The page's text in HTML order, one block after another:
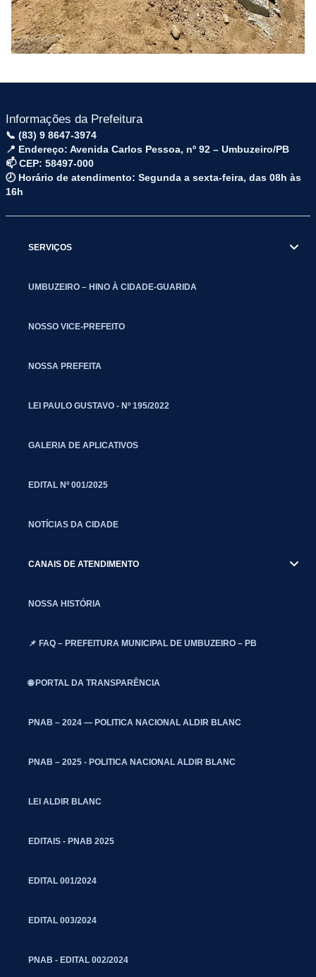
Informações da Prefeitura
📞 (83) 9 8647-3974
📍 Endereço: Avenida Carlos Pessoa, nº 92 – Umbuzeiro/PB
📫 CEP: 58497-000
🕗 Horário de atendimento: Segunda a sexta-feira, das 08h às
16h
SERVIÇOS
UMBUZEIRO – HINO À CIDADE-GUARIDA
NOSSO VICE-PREFEITO
NOSSA PREFEITA
LEI PAULO GUSTAVO - Nº 195/2022
GALERIA DE APLICATIVOS
EDITAL Nº 001/2025
NOTÍCIAS DA CIDADE
CANAIS DE ATENDIMENTO
NOSSA HISTÓRIA
📌 FAQ – PREFEITURA MUNICIPAL DE UMBUZEIRO – PB
🌐 PORTAL DA TRANSPARÊNCIA
PNAB – 2024 — POLITICA NACIONAL ALDIR BLANC
PNAB – 2025 - POLITICA NACIONAL ALDIR BLANC
LEI ALDIR BLANC
EDITAIS - PNAB 2025
EDITAL 001/2024
EDITAL 003/2024
PNAB - EDITAL 002/2024